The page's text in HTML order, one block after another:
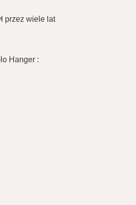
przez wiele lat⁣
Hanger :